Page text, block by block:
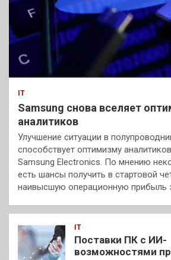
IT
Samsung снова вселяет
аналитиков
Улучшение ситуации в
способствует оптимизму
Samsung Electronics. По мнению
есть шансы получить в стартовой
наивысшую операционную прибыль
IT
Поставки ПК с ИИ-
возможностями